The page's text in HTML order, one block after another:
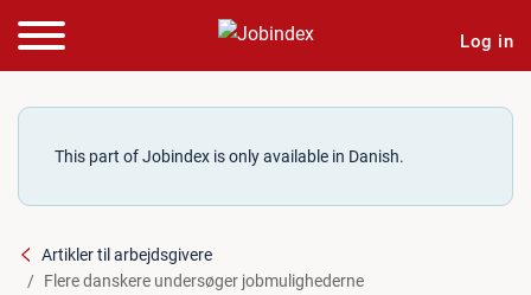
Log in
This part of Jobindex is only available in Danish.
Artikler til arbejdsgivere
Flere danskere undersøger jobmulighederne